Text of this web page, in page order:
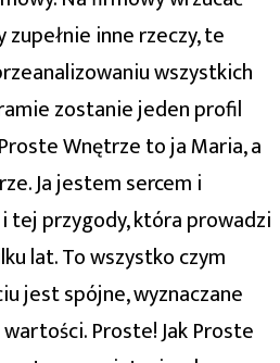
inne rzeczy, te
wszystkich
zostanie jeden profil
Wnętrze to ja Maria, a
Ja jestem sercem i
przygody, która prowadzi
lat. To wszystko czym
jest spójne, wyznaczane
Proste! Jak Proste